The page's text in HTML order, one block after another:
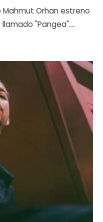
Mahmut Orhan estreno
"Pangea"....